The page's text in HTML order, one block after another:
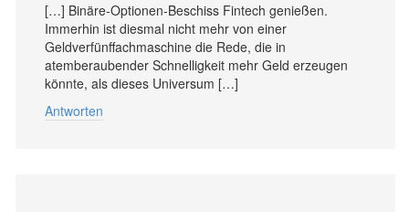
[…] Binäre-Optionen-Beschiss Fintech genießen.
Immerhin ist diesmal nicht mehr von einer
Geldverfünffachmaschine die Rede, die in
atemberaubender Schnelligkeit mehr Geld erzeugen
könnte, als dieses Universum […]
Antworten